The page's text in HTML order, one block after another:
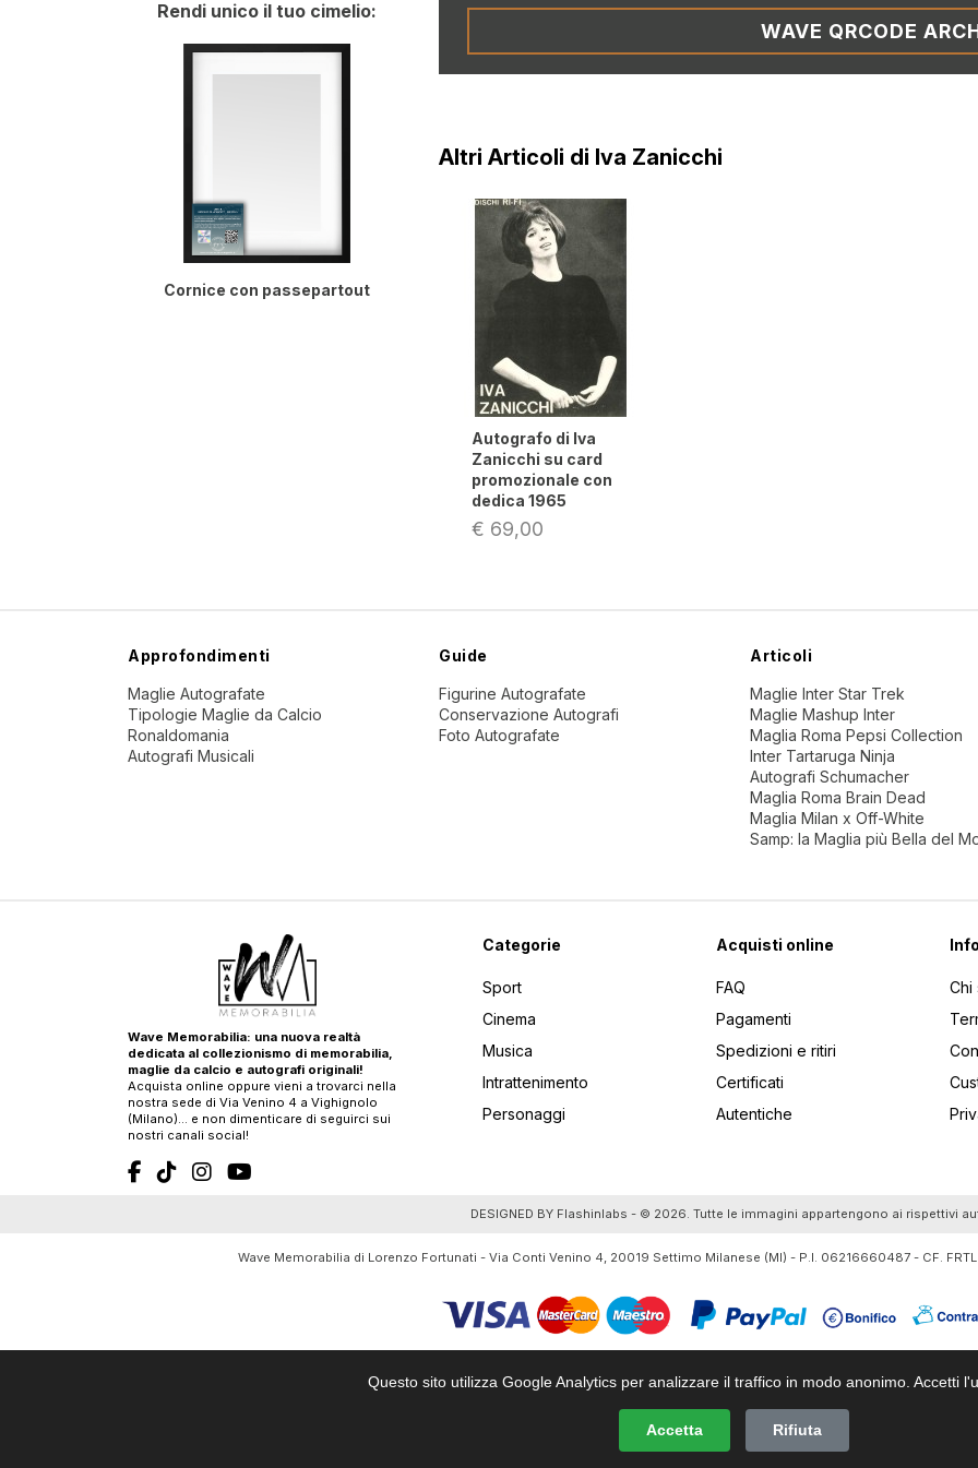
Questo sito utilizza Google Analytics per analizzare il traffico in modo anonimo. Accetti
Accetta Rifiuta
Rendi unico il tuo cimelio:
Cornice con passepartout
WAVE QRCODE
Altri Articoli di Iva Zanicchi
Autografo di Iva
Zanicchi su card
promozionale con
dedica 1965
€ 69,00
Approfondimenti
Maglie Autografate
Tipologie Maglie da Calcio
Ronaldomania
Autografi Musicali
Guide
Figurine Autografate
Conservazione Autografi
Foto Autografate
Articoli
Maglie Inter Star Trek
Maglie Mashup Inter
Maglia Roma Pepsi Collection
Inter Tartaruga Ninja
Autografi Schumacher
Maglia Roma Brain Dead
Maglia Milan x Off-White
Samp: la Maglia più Bella del
Wave Memorabilia: una nuova realtà
dedicata al collezionismo di memorabilia,
maglie da calcio e autografi originali!
Acquista online oppure vieni a trovarci nella
nostra sede di Via Venino 4 a Vighignolo
(Milano)… e non dimenticare di seguirci sui
nostri canali social!
Categorie
Sport
Cinema
Musica
Intrattenimento
Personaggi
Acquisti online
FAQ
Pagamenti
Spedizioni e ritiri
Certificati
Autentiche
Chi
DESIGNED BY Flashinlabs - © 2026. Tutte le immagini appartengono ai rispettivi
Wave Memorabilia di Lorenzo Fortunati - Via Conti Venino 4, 20019 Settimo Milanese (MI) - P.I. 06216660487 - CF.